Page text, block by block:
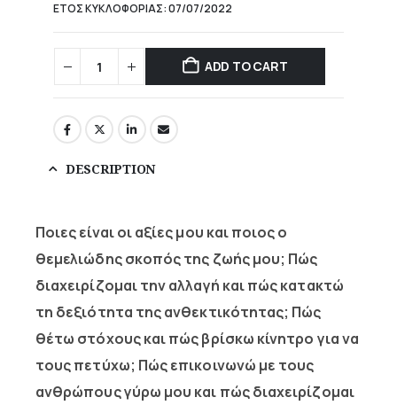
ΕΤΟΣ ΚΥΚΛΟΦΟΡΙΑΣ: 07/07/2022
ADD TO CART
DESCRIPTION
Ποιες είναι οι αξίες μου και ποιος ο
θεμελιώδης σκοπός της ζωής μου; Πώς
διαχειρίζομαι την αλλαγή και πώς κατακτώ
τη δεξιότητα της ανθεκτικότητας; Πώς
θέτω στόχους και πώς βρίσκω κίνητρο για να
τους πετύχω; Πώς επικοινωνώ με τους
ανθρώπους γύρω μου και πώς διαχειρίζομαι